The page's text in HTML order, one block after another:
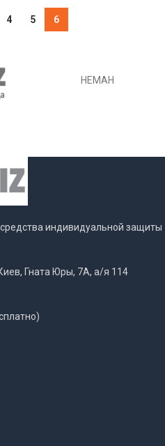
4 5 6
НЕМАН
индивидуальной защиты
Гната Юры, 7А, а/я 114